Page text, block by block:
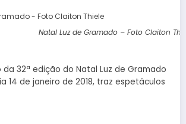
Natal Luz de Gramado – Foto Claiton
32ª edição do Natal Luz de Gramado
14 de janeiro de 2018, traz espetáculos